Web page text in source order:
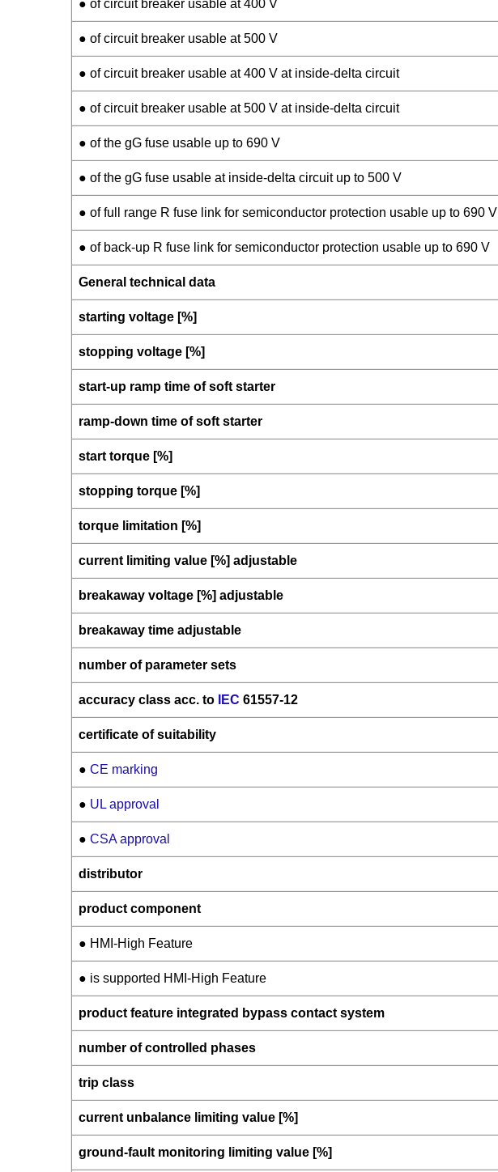
● of circuit breaker usable at 400 V
● of circuit breaker usable at 500 V
● of circuit breaker usable at 400 V at inside-delta circuit
● of circuit breaker usable at 500 V at inside-delta circuit
● of the gG fuse usable up to 690 V
● of the gG fuse usable at inside-delta circuit up to 500 V
● of full range R fuse link for semiconductor protection usable up to 690 V
● of back-up R fuse link for semiconductor protection usable up to 690 V
General technical data
starting voltage [%]
stopping voltage [%]
start-up ramp time of soft starter
ramp-down time of soft starter
start torque [%]
stopping torque [%]
torque limitation [%]
current limiting value [%] adjustable
breakaway voltage [%] adjustable
breakaway time adjustable
number of parameter sets
accuracy class acc. to IEC 61557-12
certificate of suitability
● CE marking
● UL approval
● CSA approval
distributor
product component
● HMI-High Feature
● is supported HMI-High Feature
product feature integrated bypass contact system
number of controlled phases
trip class
current unbalance limiting value [%]
ground-fault monitoring limiting value [%]